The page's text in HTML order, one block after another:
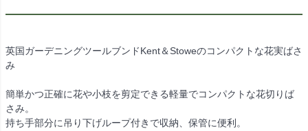
英国ガーデニングツールブンドKent＆Stoweのコンパクトな花実ばさ
み
簡単かつ正確に花や小枝を剪定できる軽量でコンパクトな花切りば
さみ。
持ち手部分に吊り下げループ付きで収納、保管に便利。